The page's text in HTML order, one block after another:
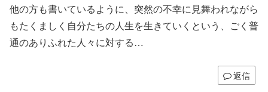
他の方も書いているように、突然の不幸に見舞われながら
もたくましく自分たちの人生を生きていくという、ごく普
通のありふれた人々に対する…
返信